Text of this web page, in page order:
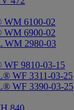
6100-02
6900-02
WM 2980-03
9810-03-15
WF 3311-03-25
WF 3390-03-25
840